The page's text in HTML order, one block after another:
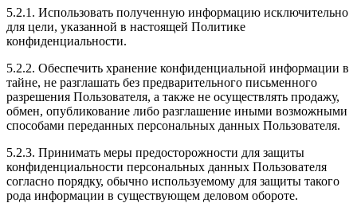
5.2.1. Использовать полученную информацию исключительно
для цели, указанной в настоящей Политике
конфиденциальности.
5.2.2. Обеспечить хранение конфиденциальной информации в
тайне, не разглашать без предварительного письменного
разрешения Пользователя, а также не осуществлять продажу,
обмен, опубликование либо разглашение иными возможными
способами переданных персональных данных Пользователя.
5.2.3. Принимать меры предосторожности для защиты
конфиденциальности персональных данных Пользователя
согласно порядку, обычно используемому для защиты такого
рода информации в существующем деловом обороте.